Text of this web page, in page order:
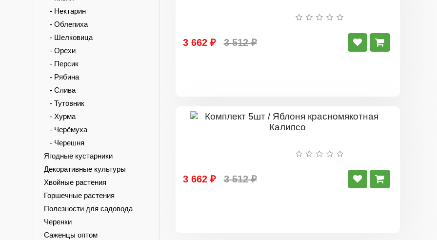
- Нектарин
- Облепиха
- Шелковица
- Орехи
- Персик
- Рябина
- Слива
- Тутовник
- Хурма
- Черёмуха
- Черешня
Ягодные кустарники
Декоративные культуры
Хвойные растения
Горшечные растения
Полезности для садовода
Черенки
Саженцы оптом
3 662 ₽ 3 512 ₽
3 662 ₽ 3 512 ₽